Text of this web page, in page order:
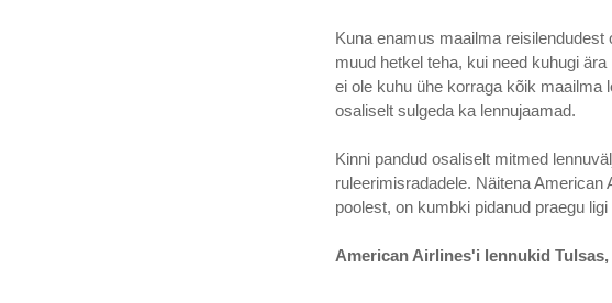
Kuna enamus maailma
muud hetkel teha, kui need kuhugi
ei ole kuhu ühe korraga kõik maailma
osaliselt sulgeda ka lennujaamad.
Kinni pandud osaliselt mitmed
ruleerimisradadele. Näitena
poolest, on kumbki pidanud praegu
American Airlines'i lennukid